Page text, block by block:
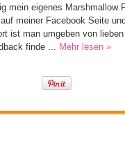
mein eigenes Marshmallow
meiner Facebook Seite
ist man umgeben von
finde ... Mehr lesen »